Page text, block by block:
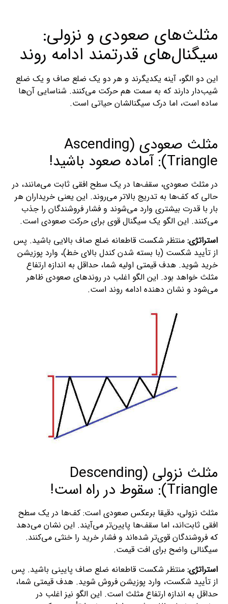
مثلث‌های صعودی و نزولی:
سیگنال‌های قدرتمند ادامه روند
این دو الگو، آینه یکدیگرند و هر دو یک ضلع صاف و یک ضلع
شیب‌دار دارند که به سمت هم حرکت می‌کنند. شناسایی آن‌ها
ساده است، اما درک سیگنالشان حیاتی است.
مثلث صعودی (Ascending
Triangle): آماده صعود باشید!
در مثلث صعودی، سقف‌ها در یک سطح افقی ثابت می‌مانند، در
حالی که کف‌ها به تدریج بالاتر می‌روند. این یعنی خریداران هر
بار با قدرت بیشتری وارد می‌شوند و فشار فروشندگان را جذب
می‌کنند. این الگو یک سیگنال قوی برای حرکت صعودی است.
استراتژی: منتظر شکست قاطعانه ضلع صاف بالایی باشید. پس
از تأیید شکست (با بسته شدن کندل بالای خط)، وارد پوزیشن
خرید شوید. هدف قیمتی اولیه شما، حداقل به اندازه ارتفاع
مثلث خواهد بود. این الگو اغلب در روندهای صعودی ظاهر
می‌شود و نشان‌ دهنده ادامه روند است.
مثلث نزولی (Descending
Triangle): سقوط در راه است!
مثلث نزولی، دقیقا برعکس صعودی است: کف‌ها در یک سطح
افقی ثابت‌اند، اما سقف‌ها پایین‌تر می‌آیند. این نشان می‌دهد
که فروشندگان قوی‌تر شده‌اند و فشار خرید را خنثی می‌کنند.
سیگنالی واضح برای افت قیمت.
استراتژی: منتظر شکست قاطعانه ضلع صاف پایینی باشید. پس
از تأیید شکست، وارد پوزیشن فروش شوید. هدف قیمتی شما،
حداقل به اندازه ارتفاع مثلث است. این الگو نیز اغلب در